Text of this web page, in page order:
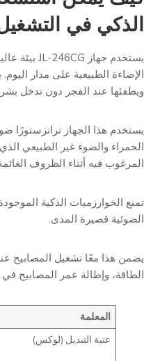
الذكي في
يستخدم جهاز JL-246CG بيئة عالية الحساسية
الإضاءة الطبيعية على مدار
ويطفئها عند الفجر دون تدخل
يستخدم هذا الجهاز ترانزستورًا
الحمراء والضوء غير الطبيعي
المرغوب فيه أثناء الظروف
تمنع الخوارزميات الذكية
الضوئية قصيرة المدى.
يضمن هذا معًا تشغيل المصابيح
الطاقة، وإطالة عمر المصابيح
المعلمة
عتبة التبديل (لوكس)